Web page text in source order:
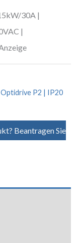
30A |
|
Optidrive P2 | IP20
Beantragen Sie